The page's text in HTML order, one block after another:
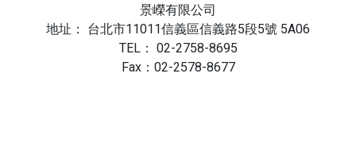
景嶸有限公司
地址： 台北市11011信義區信義路5段5號 5A06
TEL： 02-2758-8695
Fax：02-2578-8677